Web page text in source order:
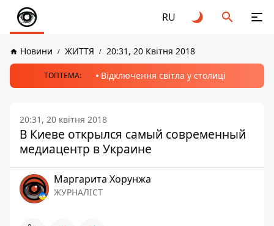
RU
Новини ЖИТТЯ 20:31, 20 Квітня 2018
ТОПТЕМА: Відключення світла у столиці
20:31, 20 квітня 2018
В Киеве открылся самый современный
медиацентр в Украине
Маргарита Хорунжа
ЖУРНАЛІСТ